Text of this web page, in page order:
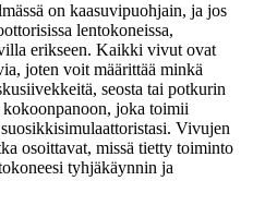
on kaasuvipuohjain, ja jos
lentokoneissa,
erikseen. Kaikki vivut ovat
joten voit määrittää minkä
seosta tai potkurin
joka toimii
Vivujen
osoittavat, missä tietty toiminto
tyhjäkäynnin ja